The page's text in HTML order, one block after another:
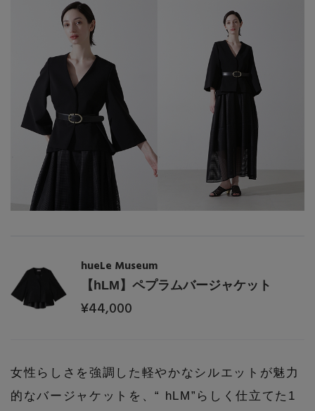
hueLe Museum
【hLM】ペプラムバージャケット
¥44,000
女性らしさを強調した軽やかなシルエットが魅力
的なバージャケットを、“ hLM”らしく仕立てた1